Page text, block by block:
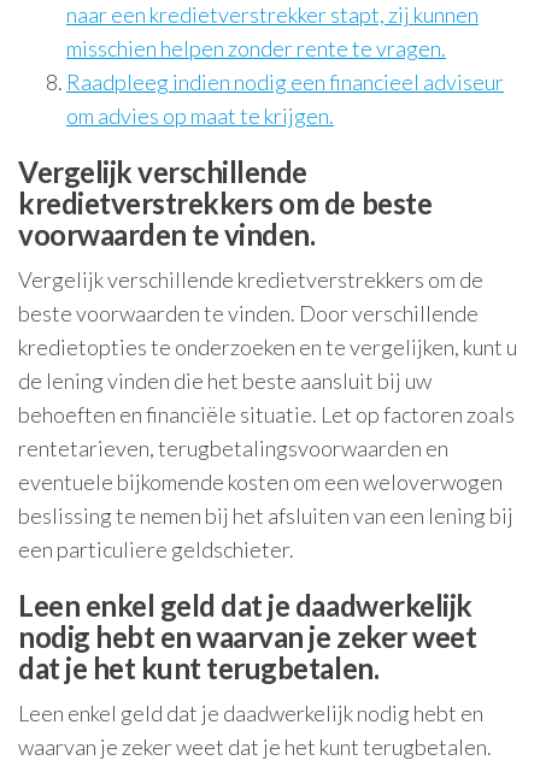
naar een kredietverstrekker stapt, zij kunnen
misschien helpen zonder rente te vragen.
Raadpleeg indien nodig een financieel adviseur
om advies op maat te krijgen.
Vergelijk verschillende
kredietverstrekkers om de beste
voorwaarden te vinden.
Vergelijk verschillende kredietverstrekkers om de
beste voorwaarden te vinden. Door verschillende
kredietopties te onderzoeken en te vergelijken, kunt u
de lening vinden die het beste aansluit bij uw
behoeften en financiële situatie. Let op factoren zoals
rentetarieven, terugbetalingsvoorwaarden en
eventuele bijkomende kosten om een weloverwogen
beslissing te nemen bij het afsluiten van een lening bij
een particuliere geldschieter.
Leen enkel geld dat je daadwerkelijk
nodig hebt en waarvan je zeker weet
dat je het kunt terugbetalen.
Leen enkel geld dat je daadwerkelijk nodig hebt en
waarvan je zeker weet dat je het kunt terugbetalen.